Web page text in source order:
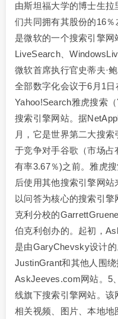
由斯坦福大学的博士生拉
们共同拥有其股份的16％
是微软的一个搜索引擎
LiveSearch、
微软首席执行官史蒂夫·
全部数字化会议于6月1
Yahoo!Search雅虎搜索
搜索引擎网站。据
月，它是世界第二大搜
于竞争对手谷歌（市场占
有率3.67％)之前。雅虎
后使用其他搜索引擎网
以问答为核心的搜索引
克利分校的
伯克利创办的。起初，
是由GaryChevsky设计的
JustinGrant和其他人围
AskJeeves.com网站。5
线旗下搜索引擎网站。
相关视频、图片、本地